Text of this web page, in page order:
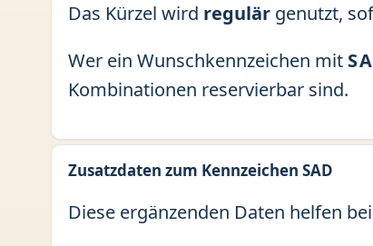
Das Kürzel wird regulär genutzt,
Wer ein Wunschkennzeichen mit
Kombinationen reservierbar sind.
Zusatzdaten zum Kennzeichen SAD
Diese ergänzenden Daten helfen